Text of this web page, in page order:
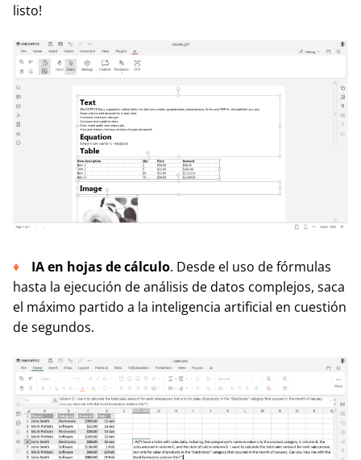
listo!
IA en hojas de cálculo. Desde el uso de fórmulas
hasta la ejecución de análisis de datos complejos, saca
el máximo partido a la inteligencia artificial en cuestión
de segundos.